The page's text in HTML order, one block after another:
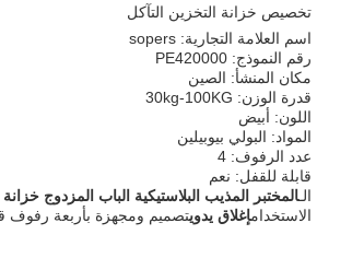
تخصيص خزانة التخزين التآكل
اسم العلامة التجارية: sopers
رقم النموذج: PE420000
مكان المنشأ: الصين
قدرة الوزن: 30kg-100KG
اللون: أبيض
المواد: البولي بيوبيلين
عدد الرفوف: 4
قابلة للقفل: نعم
الـالمختبر المذيب البلاستيكية الباب المزدوج خزانة
الاستخدامإغلاق يدويتصميم ومجهزة بأربعة رفوف